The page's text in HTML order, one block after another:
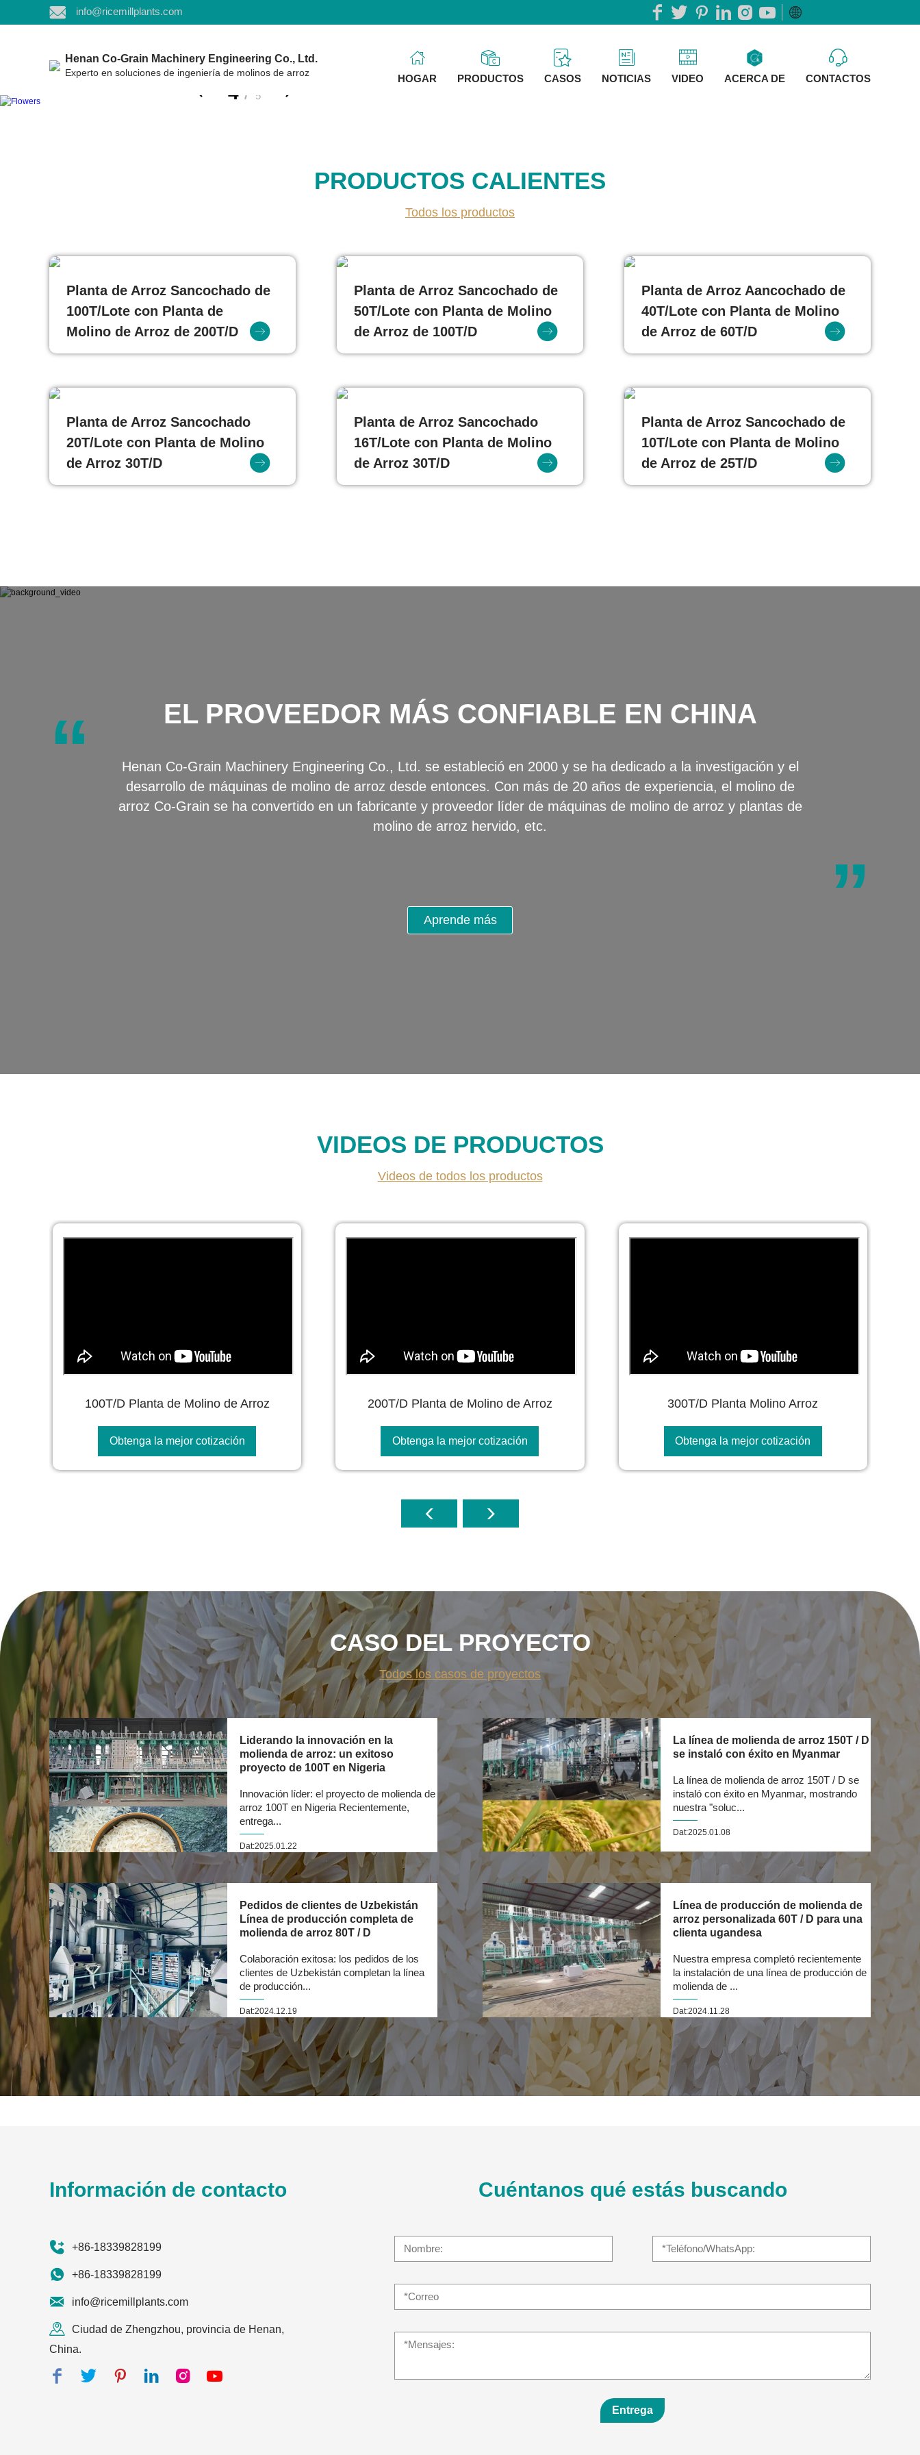
info@ricemillplants.com
Henan Co-Grain Machinery Engineering Co., Ltd.
Experto en soluciones de ingeniería de molinos de arroz HOGAR PRODUCTOS CASOS NOTICIAS VIDEO ACERCA DE CONTACTOS
4/ 5
PRODUCTOS CALIENTES
Todos los productos
Planta de Arroz Sancochado de
100T/Lote con Planta de
Molino de Arroz de 200T/D
Planta de Arroz Sancochado de
50T/Lote con Planta de Molino
de Arroz de 100T/D
Planta de Arroz Aancochado de
40T/Lote con Planta de Molino
de Arroz de 60T/D
Planta de Arroz Sancochado
20T/Lote con Planta de Molino
de Arroz 30T/D
Planta de Arroz Sancochado
16T/Lote con Planta de Molino
de Arroz 30T/D
Planta de Arroz Sancochado de
10T/Lote con Planta de Molino
de Arroz de 25T/D
EL PROVEEDOR MÁS CONFIABLE EN CHINA
“
Henan Co-Grain Machinery Engineering Co., Ltd. se estableció en 2000 y se ha dedicado a la investigación y el
desarrollo de máquinas de molino de arroz desde entonces. Con más de 20 años de experiencia, el molino de
arroz Co-Grain se ha convertido en un fabricante y proveedor líder de máquinas de molino de arroz y plantas de
molino de arroz hervido, etc.
”
Aprende más
VIDEOS DE PRODUCTOS
Videos de todos los productos
100T/D Planta de Molino de Arroz
Obtenga la mejor cotización
200T/D Planta de Molino de Arroz
Obtenga la mejor cotización
300T/D Planta Molino Arroz
Obtenga la mejor cotización
CASO DEL PROYECTO
Todos los casos de proyectos
Liderando la innovación en la
molienda de arroz: un exitoso
proyecto de 100T en Nigeria
Innovación líder: el proyecto de molienda de
arroz 100T en Nigeria Recientemente,
entrega...
Dat:2025.01.22
La línea de molienda de arroz 150T / D
se instaló con éxito en Myanmar
La línea de molienda de arroz 150T / D se
instaló con éxito en Myanmar, mostrando
nuestra "soluc...
Dat:2025.01.08
Pedidos de clientes de Uzbekistán
Línea de producción completa de
molienda de arroz 80T / D
Colaboración exitosa: los pedidos de los
clientes de Uzbekistán completan la línea
de producción...
Dat:2024.12.19
Línea de producción de molienda de
arroz personalizada 60T / D para una
clienta ugandesa
Nuestra empresa completó recientemente
la instalación de una línea de producción de
molienda de ...
Dat:2024.11.28
Información de contacto
+86-18339828199
+86-18339828199
info@ricemillplants.com
Ciudad de Zhengzhou, provincia de Henan,
China.
Cuéntanos qué estás buscando
Entrega